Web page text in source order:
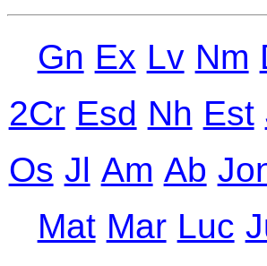
Gn Ex Lv Nm
2Cr Еsd Nh Еst
Оs Jl Аm Ab
Mat Mar Luc